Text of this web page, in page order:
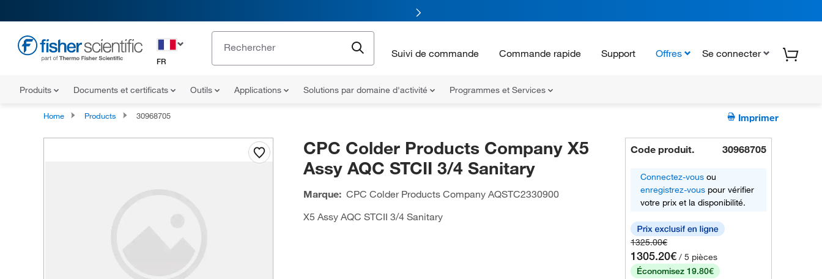
FR
Suivi de commande Commande rapide Support Offres Se connecter
Produits Documents et certificats Outils Applications Solutions par domaine d'activité Programmes et Services
Home Products 30968705 Imprimer
CPC Colder Products Company X5
Assy AQC STCII 3/4 Sanitary
Marque: CPC Colder Products CompanyAQSTC2330900
X5 Assy AQC STCII 3/4 Sanitary
Code produit. 30968705
Connectez-vous ou
enregistrez-vous pour vérifier
votre prix et la disponibilité.
1325.00€
1305.20€ / 5 pièces
Économisez 19.80€